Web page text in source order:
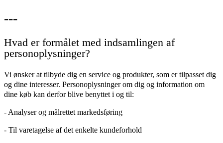
---
Hvad er formålet med indsamlingen af
personoplysninger?
Vi ønsker at tilbyde dig en service og produkter, som er tilpasset dig
og dine interesser. Personoplysninger om dig og information om
dine køb kan derfor blive benyttet i og til:
- Analyser og målrettet markedsføring
- Til varetagelse af det enkelte kundeforhold